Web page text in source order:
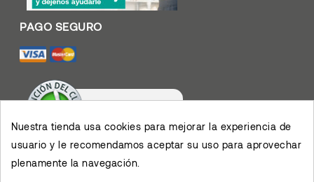
Valoración De Clientes
Muy contento con el
Nuestra tienda usa cookies para mejorar la experiencia de
usuario y le recomendamos aceptar su uso para aprovechar
plenamente la navegación.